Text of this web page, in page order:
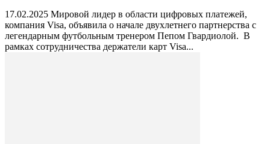
17.02.2025 Мировой лидер в области цифровых платежей,
компания Visa, объявила о начале двухлетнего партнерства с
легендарным футбольным тренером Пепом Гвардиолой. В
рамках сотрудничества держатели карт Visa...